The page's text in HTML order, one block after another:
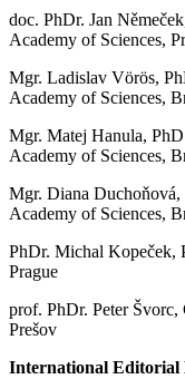
doc. PhDr. Jan
Academy of Sciences,
Mgr. Ladislav Vörös,
Academy of Sciences,
Mgr. Matej Hanula,
Academy of Sciences,
Mgr. Diana
Academy of Sciences,
PhDr. Michal Kopeček,
Prague
prof. PhDr. Peter
Prešov
International Editorial